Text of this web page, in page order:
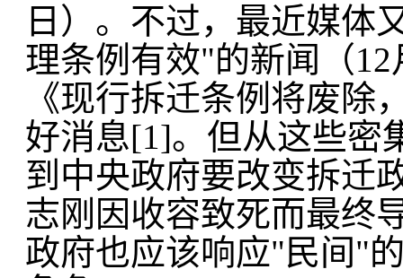
日）。不过，最近媒体
理条例有效"的新闻（
《现行拆迁条例将废除
好消息[1]。但从这些密
到中央政府要改变拆迁
志刚因收容致死而最终
政府也应该响应"民间"